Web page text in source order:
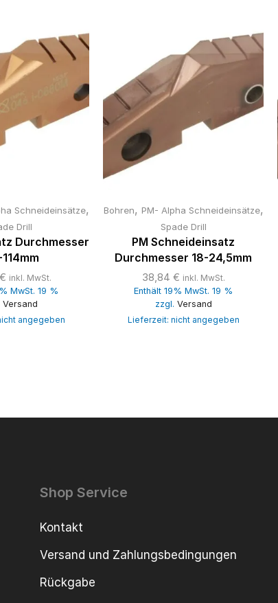
Schneideinsätze,
Drill
Durchmesser
€ inkl. MwSt.
MwSt. 19 %
Versand
angegeben
Bohren, PM- Alpha Schneideinsätze,
Spade Drill
PM Schneideinsatz
Durchmesser 18-24,5mm
38,84 € inkl. MwSt.
Enthält 19% MwSt. 19 %
zzgl. Versand
Lieferzeit: nicht angegeben
Shop Service
Kontakt
Versand und Zahlungsbedingungen
Rückgabe